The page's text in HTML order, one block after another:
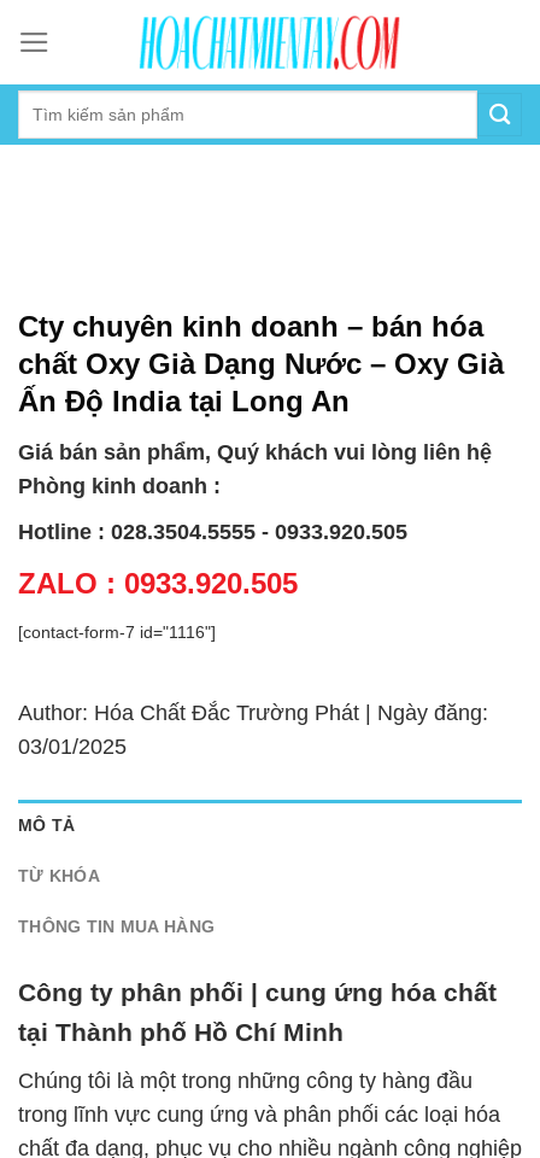
content
Cty chuyên kinh doanh – bán hóa
chất Oxy Già Dạng Nước – Oxy Già
Ấn Độ India tại Long An
Giá bán sản phẩm, Quý khách vui lòng liên hệ
Phòng kinh doanh :
Hotline : 028.3504.5555 - 0933.920.505
ZALO : 0933.920.505
[contact-form-7 id="1116"]
Author: Hóa Chất Đắc Trường Phát | Ngày đăng:
03/01/2025
MÔ TẢ
TỪ KHÓA
THÔNG TIN MUA HÀNG
Công ty phân phối | cung ứng hóa chất
tại Thành phố Hồ Chí Minh
Chúng tôi là một trong những công ty hàng đầu
trong lĩnh vực cung ứng và phân phối các loại hóa
chất đa dạng, phục vụ cho nhiều ngành công nghiệp